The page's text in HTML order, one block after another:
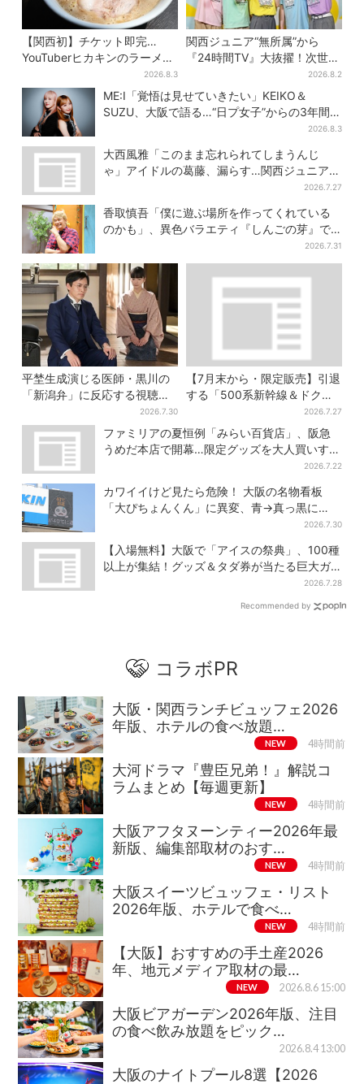
【関西初】チケット即完…
YouTuberヒカキンのラーメン
店「みそきん」が大阪上陸！
「待ってました」と話題
2026.8.3
関西ジュニア“無所属”から
『24時間TV』大抜擢！次世代
スターと期待「まさか僕
が…」
2026.8.2
ME:I「覚悟は見せていきたい」KEIKO＆
SUZU、大阪で語る…“日プ女子”からの3年間
2026.8.3
大西風雅「このまま忘れられてしまうんじ
ゃ」アイドルの葛藤、漏らす…関西ジュニア特
2026.7.27
香取慎吾「僕に遊ぶ場所を作ってくれている
のかも」、異色バラエティ『しんごの芽』で
2026.7.31
平埜生成演じる医師・黒川の
「新潟弁」に反応する視聴者
2026.7.30
【7月末から・限定販売】引退
する「500系新幹線＆ドクタ
ーイエロー」×人気ドーナツ店
がコラボ、手土産の切り札に
も
2026.7.27
ファミリアの夏恒例「みらい百貨店」、阪急
うめだ本店で開幕…限定グッズを大人買いする
2026.7.22
カワイイけど見たら危険！ 大阪の名物看板
「大ぴちょんくん」に異変、青→真っ黒に…
2026.7.30
【入場無料】大阪で「アイスの祭典」、100種
以上が集結！グッズ＆タダ券が当たる巨大ガ
2026.7.28
Recommended by
コラボPR
大阪・関西ランチビュッフェ2026
年版、ホテルの食べ放題…
NEW 4時間前
大河ドラマ『豊臣兄弟！』解説コ
ラムまとめ【毎週更新】
NEW 4時間前
大阪アフタヌーンティー2026年最
新版、編集部取材のおす…
NEW 4時間前
大阪スイーツビュッフェ・リスト
2026年版、ホテルで食べ…
NEW 4時間前
【大阪】おすすめの手土産2026
年、地元メディア取材の最…
NEW 2026.8.6 15:00
大阪ビアガーデン2026年版、注目
の食べ飲み放題をピック…
2026.8.4 13:00
大阪のナイトプール8選【2026